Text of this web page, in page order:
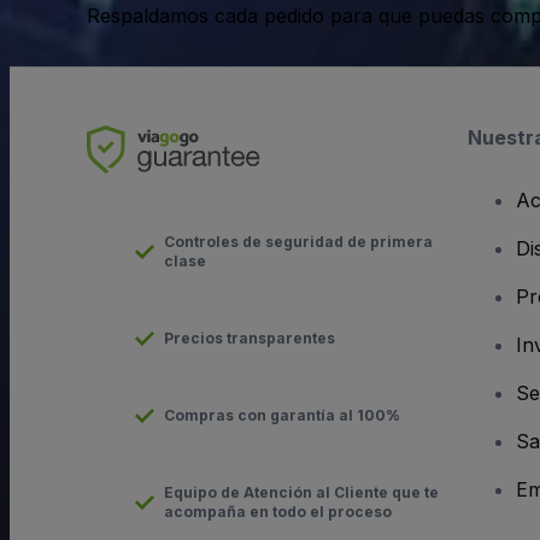
Respaldamos cada pedido para que puedas
Controles de seguridad de primera
clase
Precios transparentes
Compras con garantía al 100%
Equipo de Atención al Cliente que te
acompaña en todo el proceso